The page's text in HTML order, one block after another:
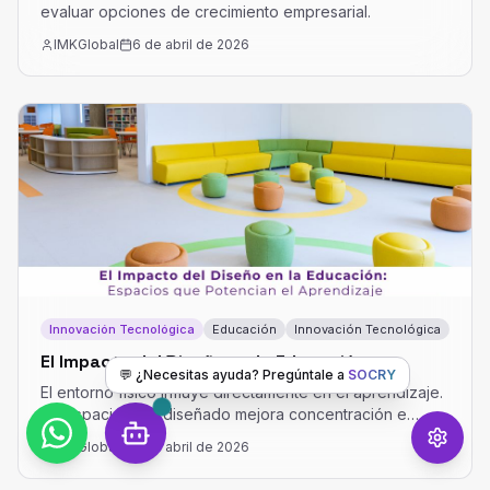
💬 ¿Necesitas ayuda? Pregúntale a SOCRY
evaluar opciones de crecimiento empresarial.
IMKGlobal 6 de abril de 2026
Innovación Tecnológica Educación Innovación Tecnológica
El Impacto del Diseño en la Educación
El entorno físico influye directamente en el aprendizaje.
Un espacio bien diseñado mejora concentración e
interacción.
IMKGlobal 6 de abril de 2026